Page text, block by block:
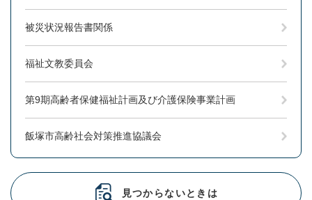
被災状況報告書関係
福祉文教委員会
第9期高齢者保健福祉計画及び介護保険事業計画
飯塚市高齢社会対策推進協議会
見つからないときは